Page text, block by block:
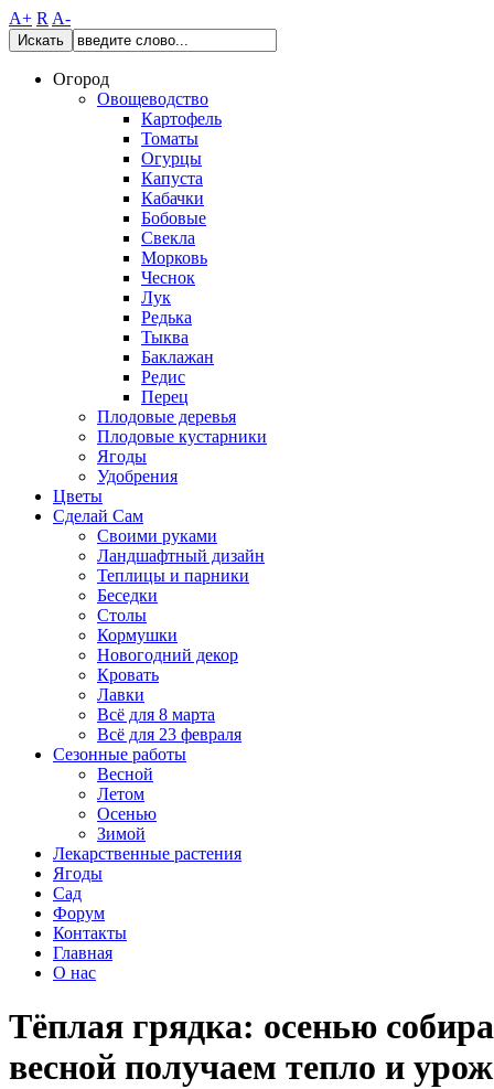
A+ R A-
Искать
Огород
Овощеводство
Картофель
Томаты
Огурцы
Капуста
Кабачки
Бобовые
Свекла
Морковь
Чеснок
Лук
Редька
Тыква
Баклажан
Редис
Перец
Плодовые деревья
Плодовые кустарники
Ягоды
Удобрения
Цветы
Сделай Сам
Своими руками
Ландшафтный дизайн
Теплицы и парники
Беседки
Столы
Кормушки
Новогодний декор
Кровать
Лавки
Всё для 8 марта
Всё для 23 февраля
Сезонные работы
Весной
Летом
Осенью
Зимой
Лекарственные растения
Ягоды
Сад
Форум
Контакты
Главная
О нас
Тёплая грядка: осенью
весной получаем тепло и